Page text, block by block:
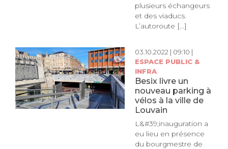
plusieurs échangeurs
et des viaducs.
L’autoroute [...]
03.10.2022 | 09:10 |
ESPACE PUBLIC &
INFRA
Besix livre un
nouveau parking à
vélos à la ville de
Louvain
L&#39;inauguration a
eu lieu en présence
du bourgmestre de